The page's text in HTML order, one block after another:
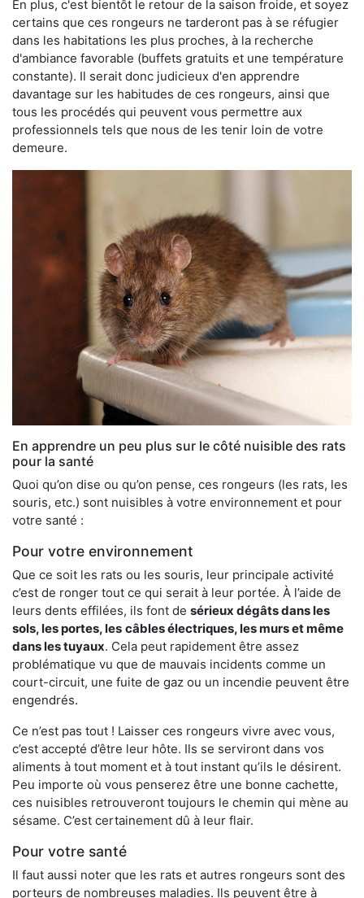
En plus, c'est bientôt le retour de la saison froide, et soyez
certains que ces rongeurs ne tarderont pas à se réfugier
dans les habitations les plus proches, à la recherche
d'ambiance favorable (buffets gratuits et une température
constante). Il serait donc judicieux d'en apprendre
davantage sur les habitudes de ces rongeurs, ainsi que
tous les procédés qui peuvent vous permettre aux
professionnels tels que nous de les tenir loin de votre
demeure.
En apprendre un peu plus sur le côté nuisible des rats
pour la santé
Quoi qu’on dise ou qu’on pense, ces rongeurs (les rats, les
souris, etc.) sont nuisibles à votre environnement et pour
votre santé :
Pour votre environnement
Que ce soit les rats ou les souris, leur principale activité
c’est de ronger tout ce qui serait à leur portée. À l’aide de
leurs dents effilées, ils font de sérieux dégâts dans les
sols, les portes, les câbles électriques, les murs et même
dans les tuyaux. Cela peut rapidement être assez
problématique vu que de mauvais incidents comme un
court-circuit, une fuite de gaz ou un incendie peuvent être
engendrés.
Ce n’est pas tout ! Laisser ces rongeurs vivre avec vous,
c’est accepté d’être leur hôte. Ils se serviront dans vos
aliments à tout moment et à tout instant qu’ils le désirent.
Peu importe où vous penserez être une bonne cachette,
ces nuisibles retrouveront toujours le chemin qui mène au
sésame. C’est certainement dû à leur flair.
Pour votre santé
Il faut aussi noter que les rats et autres rongeurs sont des
porteurs de nombreuses maladies. Ils peuvent être à